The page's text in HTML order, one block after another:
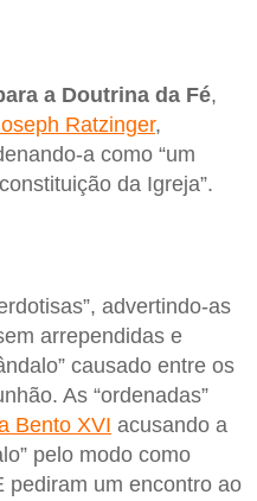
a Doutrina da Fé,
Ratzinger,
a como “um
da Igreja”.
advertindo-as
arrependidas e
causado entre os
As “ordenadas”
Bento XVI acusando a
pelo modo como
pediram um encontro ao